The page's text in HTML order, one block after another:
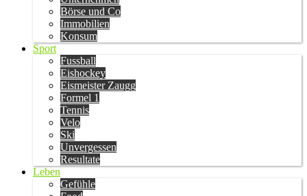
Börse und Co
Immobilien
Konsum
Sport
Fussball
Eishockey
Eismeister Zaugg
Formel 1
Tennis
Velo
Ski
Unvergessen
Resultate
Leben
Gefühle